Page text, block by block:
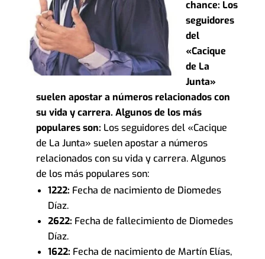
chance: Los
seguidores
del
«Cacique
de La
Junta»
suelen apostar a números relacionados con
su vida y carrera. Algunos de los más
populares son: Los seguidores del «Cacique
de La Junta» suelen apostar a números
relacionados con su vida y carrera. Algunos
de los más populares son:
1222: Fecha de nacimiento de Diomedes
Díaz.
2622: Fecha de fallecimiento de Diomedes
Díaz.
1622: Fecha de nacimiento de Martín Elías,